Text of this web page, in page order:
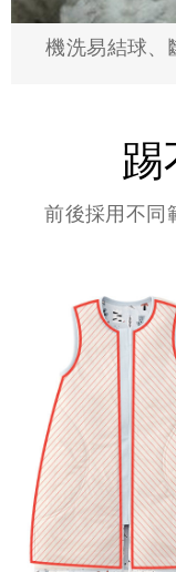
機洗易結球、
踢
前後採用不同